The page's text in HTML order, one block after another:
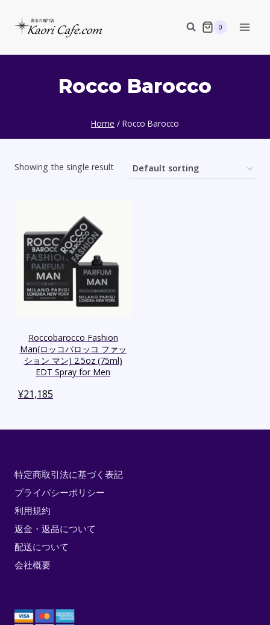
0
Rocco Barocco
Home / Rocco Barocco
Showing the single result
Roccobarocco Fashion
Man(ロッコバロッコ ファッ
ション マン) 2.5oz (75ml)
EDT Spray for Men
¥21,185
特定商取引法に基づく表記
プライバシーポリシー
利用規約
返金・返品について
配送について
会社概要